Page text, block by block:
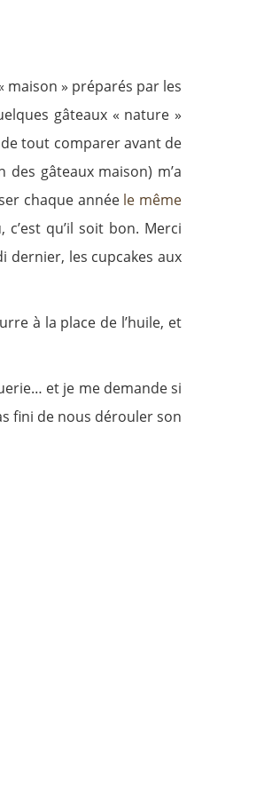
maison » préparés par les
gâteaux « nature »
tout comparer avant de
gâteaux maison) m’a
chaque année le même
qu’il soit bon. Merci
dernier, les cupcakes aux
à la place de l’huile, et
et je me demande si
fini de nous dérouler son